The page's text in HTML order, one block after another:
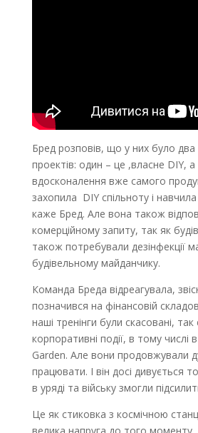
Бред розповів, що у них було два
проектів: один – це ,власне DIY,
вдосконалення вже самого
захопила DIY спільноту і
каже Бред. Але вона також
комерційному запиту, так як
також потребували дезінфекції
будівельному майданчику.
Команда Бреда відреагувала,
позначився на фінансовій
наші тренінги були скасовані, так
корпоративні події, в тому числі
Garden. Але вони продовжували
працювати. І він досі дивується
в уряді та війську змогли
Це як стиковка з космічною